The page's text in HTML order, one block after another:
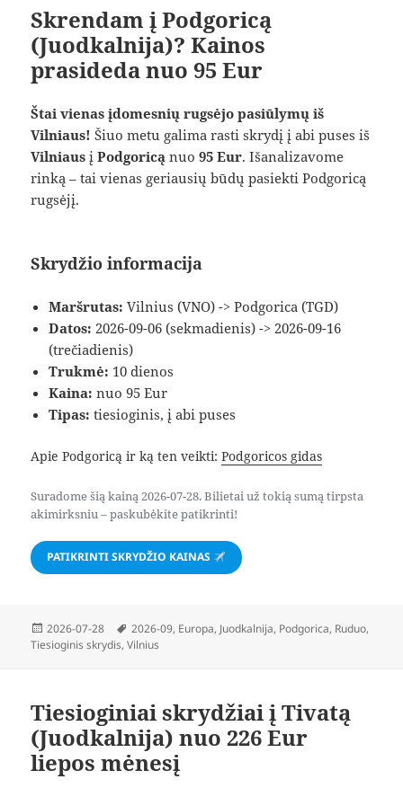
Skrendam į Podgoricą
(Juodkalnija)? Kainos
prasideda nuo 95 Eur
Štai vienas įdomesnių rugsėjo pasiūlymų iš
Vilniaus! Šiuo metu galima rasti skrydį į abi puses iš
Vilniaus įPodgoricą nuo95 Eur. Išanalizavome
rinką – tai vienas geriausių būdų pasiekti Podgoricą
rugsėjį.
Skrydžio informacija
Maršrutas: Vilnius (VNO) -> Podgorica (TGD)
Datos: 2026-09-06 (sekmadienis) -> 2026-09-16
(trečiadienis)
Trukmė: 10 dienos
Kaina: nuo 95 Eur
Tipas: tiesioginis, į abi puses
Apie Podgoricą ir ką ten veikti:Podgoricos gidas
Suradome šią kainą 2026-07-28. Bilietai už tokią sumą tirpsta
akimirksniu – paskubėkite patikrinti!
PATIKRINTI SKRYDŽIO KAINAS
Paskelbta
2026-07-28 Žymos
2026-09, Europa, Juodkalnija, Podgorica, Ruduo,
Tiesioginis skrydis,Vilnius
Tiesioginiai skrydžiai į Tivatą
(Juodkalnija) nuo 226 Eur
liepos mėnesį